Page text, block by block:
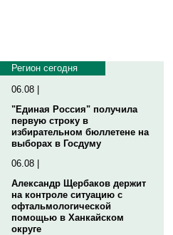
Регион сегодня
06.08 |
"Единая Россия" получила
первую строку в
избирательном бюллетене на
выборах в Госдуму
06.08 |
Александр Щербаков держит
на контроле ситуацию с
офтальмологической
помощью в Ханкайском
округе